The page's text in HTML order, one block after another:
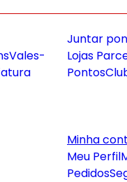
Vales-
Juntar
Lojas
Pontos
Minha
Meu Perfil
Pedidos